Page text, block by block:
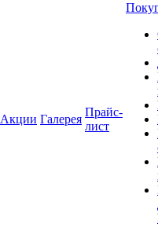
Акции Галерея
Прайс-
лист